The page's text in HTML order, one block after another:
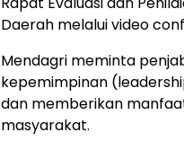
Daerah melalui video
Mendagri meminta
kepemimpinan
dan memberikan
masyarakat.